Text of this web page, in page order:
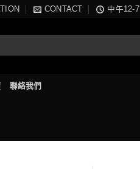
CONTACT 中午12-7
聯絡我們